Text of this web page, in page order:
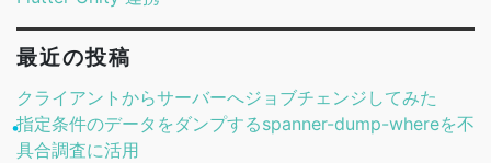
最近の投稿
クライアントからサーバーへジョブチェンジしてみた
指定条件のデータをダンプするspanner-dump-whereを不
具合調査に活用